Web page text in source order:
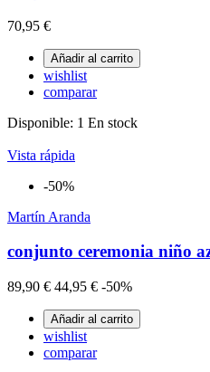
70,95 €
Añadir al carrito
wishlist
comparar
Disponible: 1 En stock
Vista rápida
-50%
Martín Aranda
conjunto ceremonia niño
89,90 € 44,95 € -50%
Añadir al carrito
wishlist
comparar